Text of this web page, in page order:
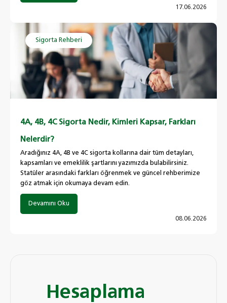
17.06.2026
Sigorta Rehberi
4A, 4B, 4C Sigorta Nedir, Kimleri Kapsar, Farkları
Nelerdir?
Aradığınız 4A, 4B ve 4C sigorta kollarına dair tüm detayları,
kapsamları ve emeklilik şartlarını yazımızda bulabilirsiniz.
Statüler arasındaki farkları öğrenmek ve güncel rehberimize
göz atmak için okumaya devam edin.
Devamını Oku
08.06.2026
Hesaplama